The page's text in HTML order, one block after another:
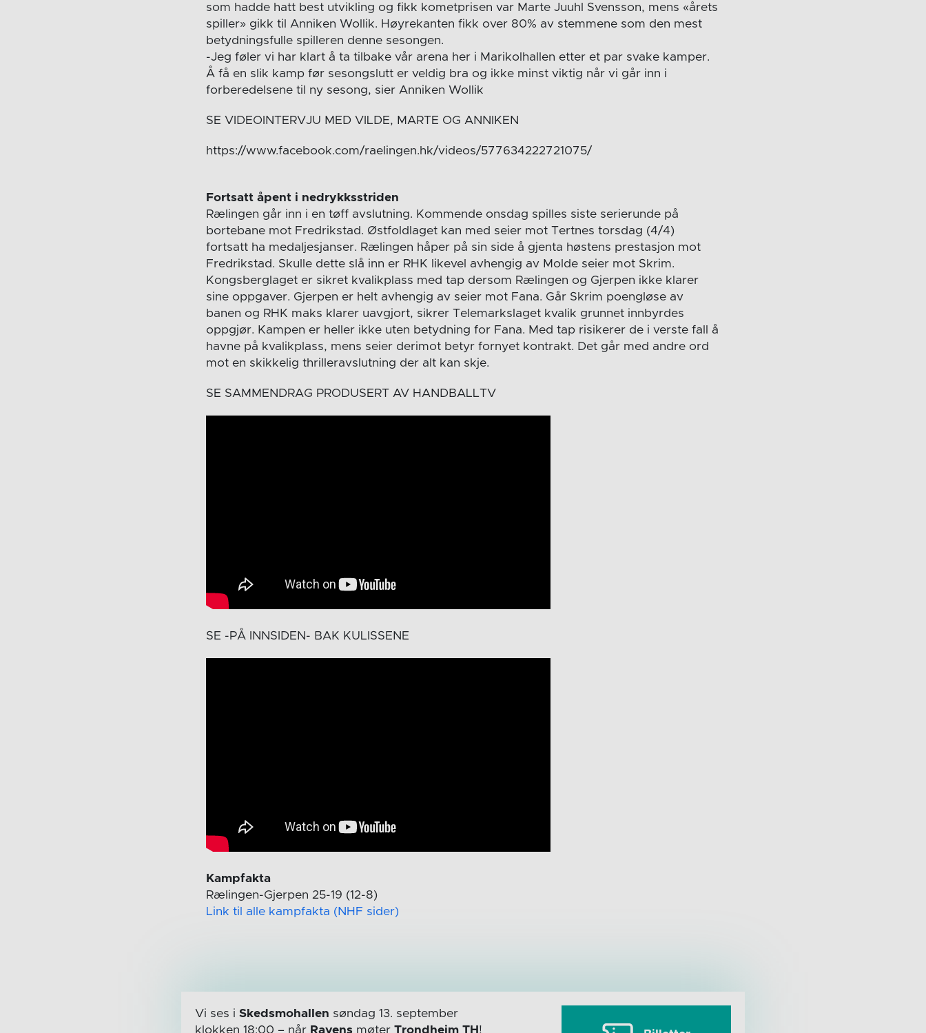
som hadde hatt best utvikling og fikk kometprisen var Marte Juuhl Svensson, mens «årets
spiller» gikk til Anniken Wollik. Høyrekanten fikk over 80% av stemmene som den mest
betydningsfulle spilleren denne sesongen.
-Jeg føler vi har klart å ta tilbake vår arena her i Marikolhallen etter et par svake kamper.
Å få en slik kamp før sesongslutt er veldig bra og ikke minst viktig når vi går inn i
forberedelsene til ny sesong, sier Anniken Wollik
SE VIDEOINTERVJU MED VILDE, MARTE OG ANNIKEN
https://www.facebook.com/raelingen.hk/videos/577634222721075/
Fortsatt åpent i nedrykksstriden
Rælingen går inn i en tøff avslutning. Kommende onsdag spilles siste serierunde på
bortebane mot Fredrikstad. Østfoldlaget kan med seier mot Tertnes torsdag (4/4)
fortsatt ha medaljesjanser. Rælingen håper på sin side å gjenta høstens prestasjon mot
Fredrikstad. Skulle dette slå inn er RHK likevel avhengig av Molde seier mot Skrim.
Kongsberglaget er sikret kvalikplass med tap dersom Rælingen og Gjerpen ikke klarer
sine oppgaver. Gjerpen er helt avhengig av seier mot Fana. Går Skrim poengløse av
banen og RHK maks klarer uavgjort, sikrer Telemarkslaget kvalik grunnet innbyrdes
oppgjør. Kampen er heller ikke uten betydning for Fana. Med tap risikerer de i verste fall å
havne på kvalikplass, mens seier derimot betyr fornyet kontrakt. Det går med andre ord
mot en skikkelig thrilleravslutning der alt kan skje.
SE SAMMENDRAG PRODUSERT AV HANDBALLTV
SE -PÅ INNSIDEN- BAK KULISSENE
Kampfakta
Rælingen-Gjerpen 25-19 (12-8)
Link til alle kampfakta (NHF sider)
Vi ses i Skedsmohallen søndag 13. september
klokken 18:00 – når Ravens møter Trondheim TH !